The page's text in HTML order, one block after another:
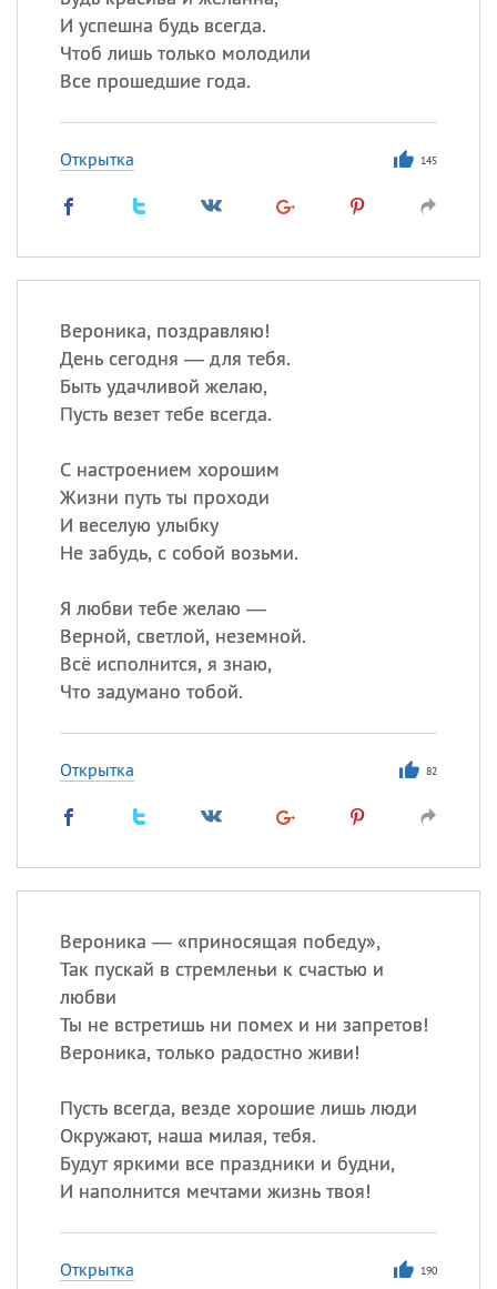
И успешна будь всегда.
Чтоб лишь только молодили
Все прошедшие года.
Открытка 145
Вероника, поздравляю!
День сегодня — для тебя.
Быть удачливой желаю,
Пусть везет тебе всегда.
С настроением хорошим
Жизни путь ты проходи
И веселую улыбку
Не забудь, с собой возьми.
Я любви тебе желаю —
Верной, светлой, неземной.
Всё исполнится, я знаю,
Что задумано тобой.
Открытка 82
Вероника — «приносящая победу»,
Так пускай в стремленьи к счастью и
любви
Ты не встретишь ни помех и ни запретов!
Вероника, только радостно живи!
Пусть всегда, везде хорошие лишь люди
Окружают, наша милая, тебя.
Будут яркими все праздники и будни,
И наполнится мечтами жизнь твоя!
Открытка 190